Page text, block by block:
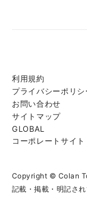
利用規約
プライバシーポリシ
お問い合わせ
サイトマップ
GLOBAL
コーポレートサイト
Copyright © Colan
記載・掲載・明記さ